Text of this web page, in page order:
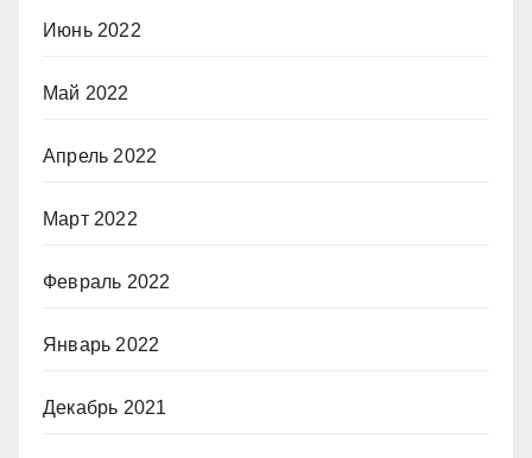
Июнь 2022
Май 2022
Апрель 2022
Март 2022
Февраль 2022
Январь 2022
Декабрь 2021